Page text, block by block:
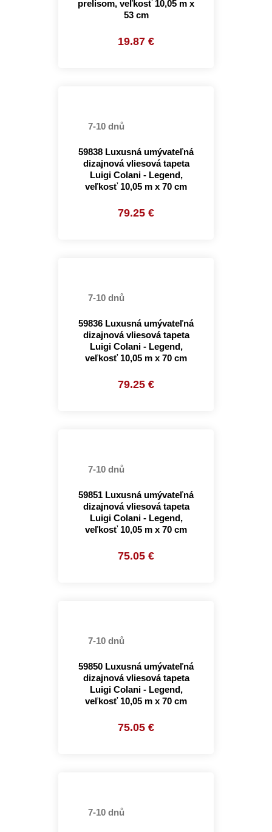
prelisom, veľkosť 10,05 m x
53 cm
19.87 €
7-10 dnů
59838 Luxusná umývateľná
dizajnová vliesová tapeta
Luigi Colani - Legend,
veľkosť 10,05 m x 70 cm
79.25 €
7-10 dnů
59836 Luxusná umývateľná
dizajnová vliesová tapeta
Luigi Colani - Legend,
veľkosť 10,05 m x 70 cm
79.25 €
7-10 dnů
59851 Luxusná umývateľná
dizajnová vliesová tapeta
Luigi Colani - Legend,
veľkosť 10,05 m x 70 cm
75.05 €
7-10 dnů
59850 Luxusná umývateľná
dizajnová vliesová tapeta
Luigi Colani - Legend,
veľkosť 10,05 m x 70 cm
75.05 €
7-10 dnů